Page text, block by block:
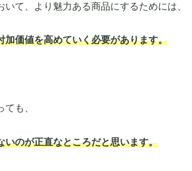
て、より魅力ある商品にするためには、
加価値を高めていく必要があります。
も、
いのが正直なところだと思います。